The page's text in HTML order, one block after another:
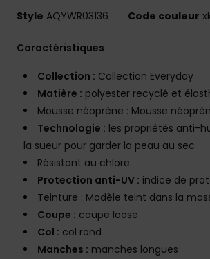
Style AQYWR03136 Code couleur
Caractéristiques
Collection : Collection Everyday
Matière : polyester recyclé et
Mousse néoprène : Mousse
Technologie : les propriétés anti-
la sueur pour garder la peau au sec
Résistant au chlore
Protection anti-UV : indice de
Teinture : Modèle teint dans la
Coupe : coupe loose
Col : col rond
Manches : manches longues